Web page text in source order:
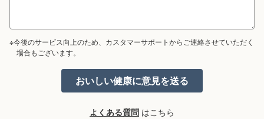
※今後のサービス向上のため、カスタマーサポートからご連絡させていただく
場合もございます。
よくある質問 はこちら